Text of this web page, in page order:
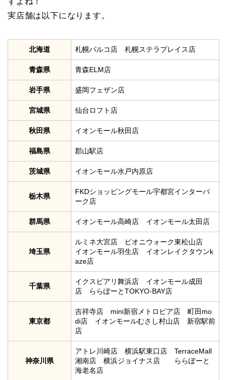
実店舗は以下になります。
北海道 札幌パルコ店 札幌ステラプレイス店
青森県 青森ELM店
岩手県 盛岡フェザン店
宮城県 仙台ロフト店
秋田県 イオンモール秋田店
福島県 郡山駅店
茨城県 イオンモール水戸内原店
栃木県
FKDショッピングモール宇都宮インターパ
ーク店
群馬県 イオンモール高崎店 イオンモール太田店
埼玉県
ルミネ大宮店 ピオニウォーク東松山店
イオンモール羽生店 イオンレイクタウンk
aze店
千葉県
イクスピアリ舞浜店 イオンモール成田
店 ららぽーとTOKYO-BAY店
東京都
吉祥寺店 mini新宿メトロピア店 町田mo
di店 イオンモールむさし村山店 新宿駅前
店
神奈川県
アトレ川崎店 横浜駅東口店 TerraceMall
湘南店 横浜ジョイナス店 ららぽーと
海老名店